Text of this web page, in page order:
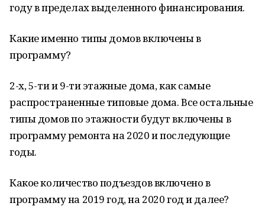
году в пределах выделенного финансирования.
Какие именно типы домов включены в
программу?
2-х, 5-ти и 9-ти этажные дома, как самые
распространенные типовые дома. Все остальные
типы домов по этажности будут включены в
программу ремонта на 2020 и последующие
годы.
Какое количество подъездов включено в
программу на 2019 год, на 2020 год и далее?